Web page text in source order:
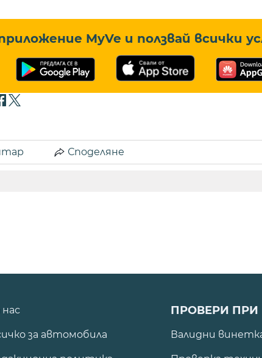
MyVe и ползвай всички
Споделяне
нас
за автомобила
ПРОВЕРИ ПРИ
Валидни